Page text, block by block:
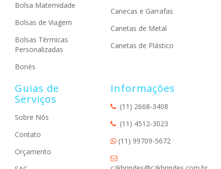
Bolsa Maternidade
Bolsas de Viagem
Bolsas Térmicas
Personalizadas
Bonés
Canecas e Garrafas
Canetas de Metal
Canetas de Plástico
Guias de
Serviços
Sobre Nós
Contato
Orçamento
Informações
(11) 2668-3408
(11) 4512-3023
(11) 99709-5672